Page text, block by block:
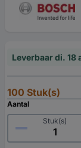
Leverbaar di. 18
100 Stuk(s)
Aantal
Stuk(s)